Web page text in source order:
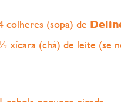
colheres (sopa) de
½ xícara (chá) de leite (se